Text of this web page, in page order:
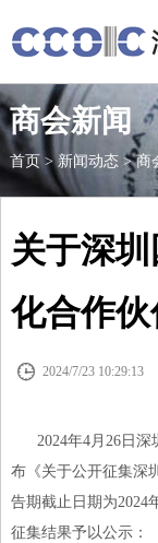
商会新闻
首页>新闻动态>商
关于深
化合作
 2024/7/23 10:29:13
2024年4月26日深
布《关于公开征集深
告期截止日期为2024
征集结果予以公示：